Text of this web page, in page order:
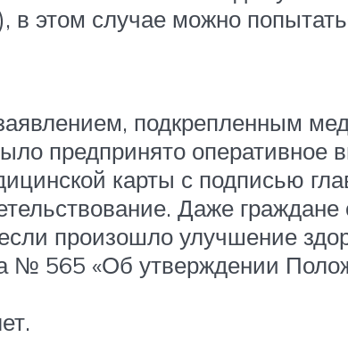
этом случае можно
подкрепленным
предпринято оперативное
карты с подписью
Даже граждане
произошло улучшение
№ 565 «Об утверждении